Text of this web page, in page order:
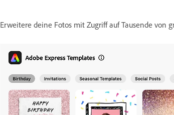
Erweitere deine Fotos mit Zugriff auf Tausende von